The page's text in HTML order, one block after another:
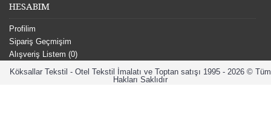
HESABIM
Profilim
Sipariş Geçmişim
Alışveriş Listem (0)
Köksallar Tekstil - Otel Tekstil İmalatı ve Toptan satışı 1995 - 2026 © Tüm
Hakları Saklıdır